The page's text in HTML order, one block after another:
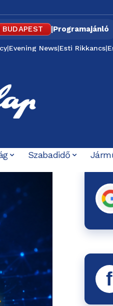
BUDAPEST |Programajánló
|Evening News|Esti Rikkancs|
Szabadidő
f